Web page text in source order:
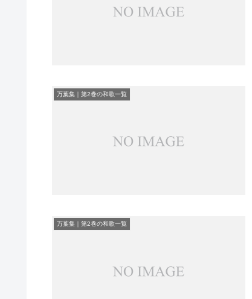
万葉集｜第2巻の和歌一覧
万葉集｜第2巻の和歌一覧